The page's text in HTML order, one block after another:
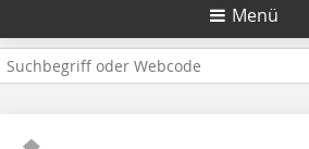
Menü